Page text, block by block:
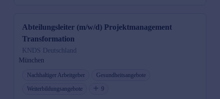
Abteilungsleiter (m/w/d) Projektmanagement
Transformation
KNDS Deutschland
München
Nachhaltiger Arbeitgeber
Gesundheitsangebote
Weiterbildungsangebote
9